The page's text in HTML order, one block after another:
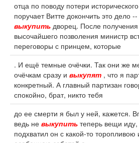
отца по поводу потери
поручает Витте докончить это дело --
выкупить дворец. После получения
высочайшего позволения министр
переговоры с принцем, которые
. И ещё темные очёчки. Так они же
очёчкам сразу и выкупят , что я
конкретный. А главный партизан
спокойно, брат, никто тебя
до ее смерти я был у ней, кажется.
ведь не выкупить теперь вещи иду,
подхватил он с какой-то торопливою